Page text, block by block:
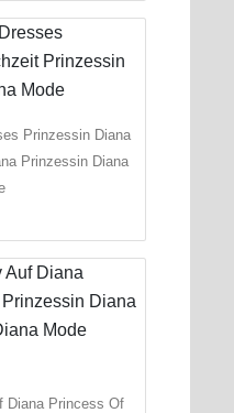
Prinzessin Diana
Prinzessin Diana
Diana Princess Of